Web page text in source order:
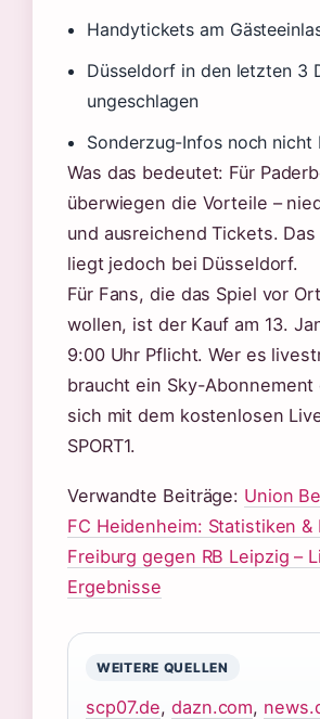
Handytickets am
Düsseldorf in den letzten 3
ungeschlagen
Sonderzug-Infos noch nicht
Was das bedeutet: Für
überwiegen die Vorteile –
und ausreichend Tickets.
liegt jedoch bei Düsseldorf.
Für Fans, die das Spiel vor
wollen, ist der Kauf am 13.
9:00 Uhr Pflicht. Wer es
braucht ein Sky-
sich mit dem kostenlosen
SPORT1.
Verwandte Beiträge: Union
FC Heidenheim: Statistiken &
Freiburg gegen RB Leipzig –
Ergebnisse
WEITERE QUELLEN
scp07.de,dazn.com,